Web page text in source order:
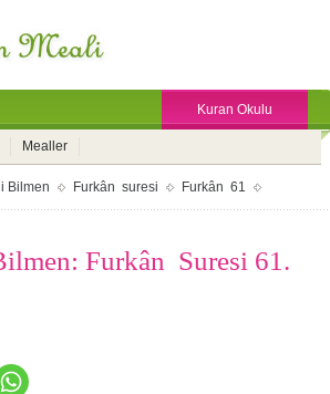
Kuran Okulu
Mealler
Bilmen Furkân suresi Furkân 61
Furkân Suresi 61.